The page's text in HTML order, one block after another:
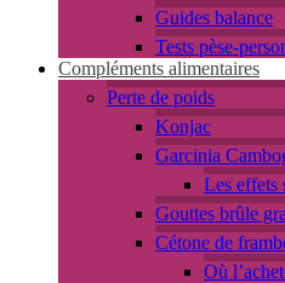
Guides balance
Tests pèse-
Compléments alimentaires
Perte de poids
Konjac
Garcinia
Les effets
Gouttes brûle
Cétone de
Où